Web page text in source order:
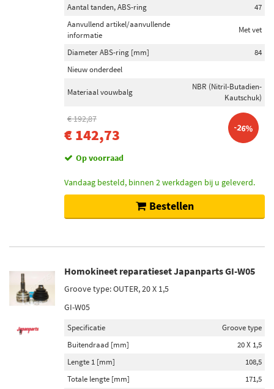
Aantal tanden, ABS-ring
47
Aanvullend artikel/aanvullende
informatie
Met vet
Diameter ABS-ring [mm]
84
Nieuw onderdeel
Materiaal vouwbalg
NBR (Nitril-Butadien-
Kautschuk)
€ 192,87
€ 142,73 -26%
Op voorraad
Vandaag besteld, binnen 2 werkdagen bij u geleverd.
Bestellen
Homokineet reparatieset Japanparts GI-W05
Groove type: OUTER, 20 X 1,5
GI-W05
Specificatie
Groove type
Buitendraad [mm]
20 X 1,5
Lengte 1 [mm]
108,5
Totale lengte [mm]
171,5